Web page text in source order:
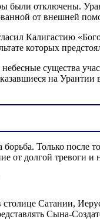
были отключены.
от внешней
Калигастию
которых
существа
на
борьба. Только
от долгой тревоги
Сатании,
Сына-